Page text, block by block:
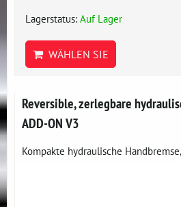
Lagerstatus: Auf Lager
WÄHLEN SIE
Reversible, zerlegbare
ADD-ON V3
Kompakte hydraulische